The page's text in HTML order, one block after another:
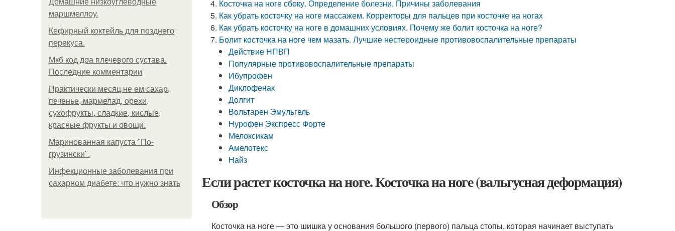
Домашние низкоуглеводные
маршмеллоу.
Кефирный коктейль для позднего
перекуса.
Мкб код доа плечевого сустава.
Последние комментарии
Практически месяц не ем сахар,
печенье, мармелад, орехи,
сухофрукты, сладкие, кислые,
красные фрукты и овощи.
Маринованная капуста "По-
грузински".
Инфекционные заболевания при
сахарном диабете: что нужно знать
Косточка на ноге сбоку. Определение болезни. Причины заболевания
Как убрать косточку на ноге массажем. Корректоры для пальцев при косточке на ногах
Как убрать косточку на ноге в домашних условиях. Почему же болит косточка на ноге?
Болит косточка на ноге чем мазать. Лучшие нестероидные противовоспалительные препараты
Действие НПВП
Популярные противовоспалительные препараты
Ибупрофен
Диклофенак
Долгит
Вольтарен Эмульгель
Нурофен Экспресс Форте
Мелоксикам
Амелотекс
Найз
Если растет косточка на ноге. Косточка на ноге (вальгусная деформация)
Обзор
Косточка на ноге — это шишка у основания большого (первого) пальца стопы, которая начинает выступать